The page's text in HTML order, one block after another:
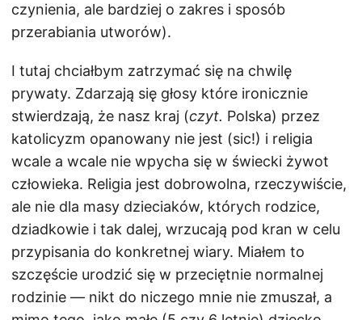
czynienia, ale bardziej o zakres i sposób
przerabiania utworów).
I tutaj chciałbym zatrzymać się na chwilę
prywaty. Zdarzają się głosy które ironicznie
stwierdzają, że nasz kraj (czyt. Polska) przez
katolicyzm opanowany nie jest (sic!) i religia
wcale a wcale nie wpycha się w świecki żywot
człowieka. Religia jest dobrowolna, rzeczywiście,
ale nie dla masy dzieciaków, których rodzice,
dziadkowie i tak dalej, wrzucają pod kran w celu
przypisania do konkretnej wiary. Miałem to
szczęście urodzić się w przeciętnie normalnej
rodzinie — nikt do niczego mnie nie zmuszał, a